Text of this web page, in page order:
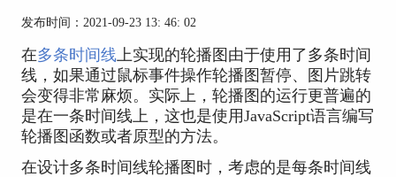
发布时间：2021-09-23 13: 46: 02
在多条时间线上实现的轮播图由于使用了多条时间
线，如果通过鼠标事件操作轮播图暂停、图片跳转
会变得非常麻烦。实际上，轮播图的运行更普遍的
是在一条时间线上，这也是使用JavaScript语言编写
轮播图函数或者原型的方法。
在设计多条时间线轮播图时，考虑的是每条时间线